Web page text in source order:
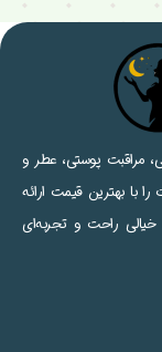
مراقبت پوستی، عطر و
با بهترین قیمت ارائه
خیالی راحت و تجربه‌ای